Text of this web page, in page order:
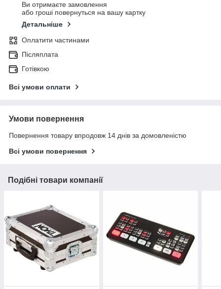
Ви отримаєте замовлення
або гроші повернуться на вашу картку
Детальніше
Оплатити частинами
Післяплата
Готівкою
Всі умови оплати
Умови повернення
Повернення товару впродовж 14 днів за домовленістю
Всі умови повернення
Подібні товари компанії